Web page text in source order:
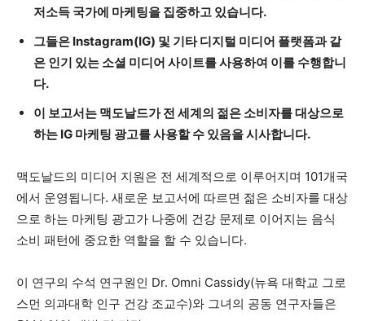
저소득 국가에 마케팅을 집중하고 있습니다.
그들은 Instagram(IG) 및 기타 디지털 미디어 플랫폼과 같
은 인기 있는 소셜 미디어 사이트를 사용하여 이를 수행합니
다.
이 보고서는 맥도날드가 전 세계의 젊은 소비자를 대상으로
하는 IG 마케팅 광고를 사용할 수 있음을 시사합니다.
맥도날드의 미디어 지원은 전 세계적으로 이루어지며 101개국
에서 운영됩니다. 새로운 보고서에 따르면 젊은 소비자를 대상
으로 하는 마케팅 광고가 나중에 건강 문제로 이어지는 음식
소비 패턴에 중요한 역할을 할 수 있습니다.
이 연구의 수석 연구원인 Dr. Omni Cassidy(뉴욕 대학교 그로
스먼 의과대학 인구 건강 조교수)와 그녀의 공동 연구자들은